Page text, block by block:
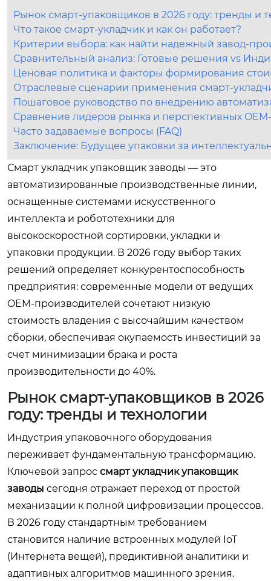
Рынок смарт-упаковщиков в 2026 году: тренды и
Что такое смарт-укладчик и как он работает?
Критерии выбора: как найти надежный завод-
Сравнительный анализ: Готовые решения vs
Ценовая политика и факторы формирования
Отраслевые сценарии применения смарт-
Пошаговое руководство по внедрению
Сравнение лидеров рынка и перспективных
Часто задаваемые вопросы (FAQ)
Заключение: Будущее упаковки за
Смарт укладчик упаковщик заводы — это
автоматизированные производственные линии,
оснащенные системами искусственного
интеллекта и робототехники для
высокоскоростной сортировки, укладки и
упаковки продукции. В 2026 году выбор таких
решений определяет конкурентоспособность
предприятия: современные модели от ведущих
OEM-производителей сочетают низкую
стоимость владения с высочайшим качеством
сборки, обеспечивая окупаемость инвестиций за
счет минимизации брака и роста
производительности до 40%.
Рынок смарт-упаковщиков в 2026
году: тренды и технологии
Индустрия упаковочного оборудования
переживает фундаментальную трансформацию.
Ключевой запрос смарт укладчик упаковщик
заводы сегодня отражает переход от простой
механизации к полной цифровизации процессов.
В 2026 году стандартным требованием
становится наличие встроенных модулей IoT
(Интернета вещей), предиктивной аналитики и
адаптивных алгоритмов машинного зрения.